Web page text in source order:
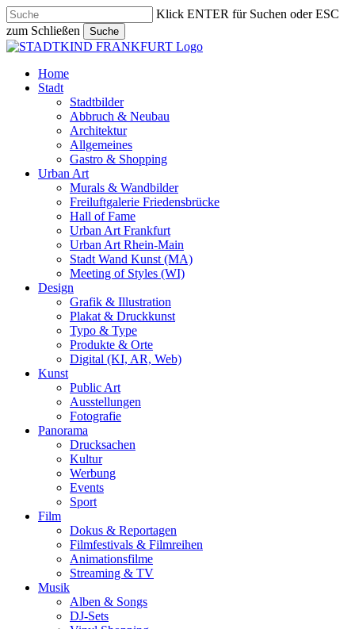
Skip
to
main
content
Klick ENTER für Suchen oder ESC
zum Schließen
Suche
Close
search
Menu
Home
Stadt
Stadtbilder
Abbruch & Neubau
Architektur
Allgemeines
Gastro & Shopping
Urban Art
Murals & Wandbilder
Freiluftgalerie Friedensbrücke
Hall of Fame
Urban Art Frankfurt
Urban Art Rhein-Main
Stadt Wand Kunst (MA)
Meeting of Styles (WI)
Design
Grafik & Illustration
Plakat & Druckkunst
Typo & Type
Produkte & Orte
Digital (KI, AR, Web)
Kunst
Public Art
Ausstellungen
Fotografie
Panorama
Drucksachen
Kultur
Werbung
Events
Sport
Film
Dokus & Reportagen
Filmfestivals & Filmreihen
Animationsfilme
Streaming & TV
Musik
Alben & Songs
DJ-Sets